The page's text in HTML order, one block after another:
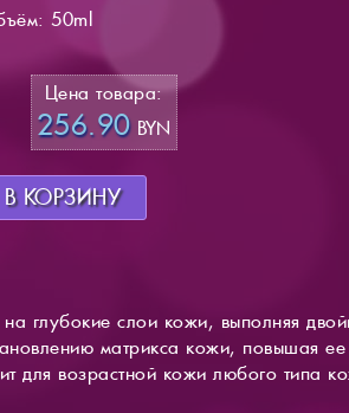
50ml
Цена товара:
256.90BYN
В КОРЗИНУ
глубокие слои кожи, выполняя
матрикса кожи, повышая ее
для возрастной кожи любого типа